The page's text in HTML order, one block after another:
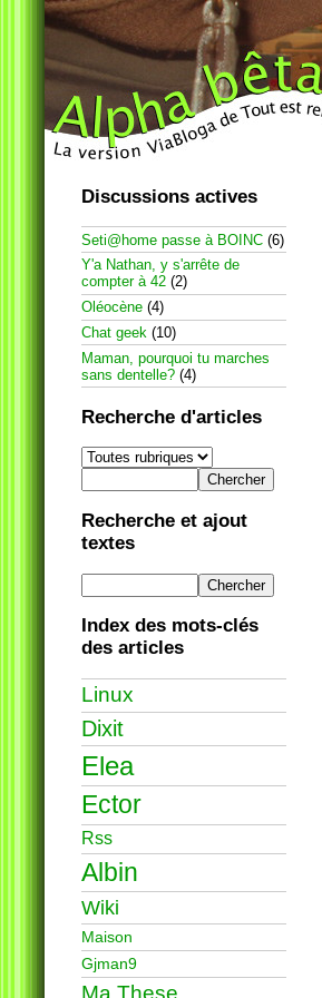
Discussions actives
Seti@home passe à BOINC (6)
Y'a Nathan, y s'arrête de
compter à 42 (2)
Oléocène (4)
Chat geek (10)
Maman, pourquoi tu marches
sans dentelle? (4)
Recherche d'articles
Recherche et ajout
textes
Index des mots-clés
des articles
Linux
Dixit
Elea
Ector
Rss
Albin
Wiki
Maison
Gjman9
Ma These